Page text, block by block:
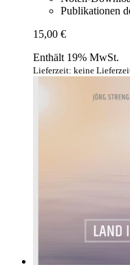
Publikationen
15,00 €
Enthält 19% MwSt.
Lieferzeit: keine